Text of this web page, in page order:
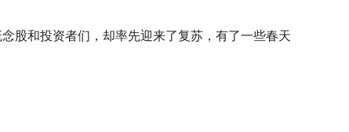
股和投资者们，却率先迎来了复苏，有了一些春天